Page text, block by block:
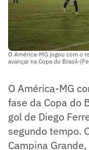
O América-MG jogou com o
avançar na Copa do Brasil-
O América-MG
fase da Copa do
gol de Diego
segundo tempo.
Campina